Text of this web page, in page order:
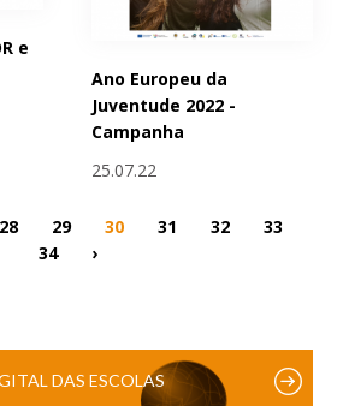
e
Ano Europeu da
Juventude 2022 -
Campanha
25.07.22
28 29 30 31 32
33
34
›
DAS ESCOLAS